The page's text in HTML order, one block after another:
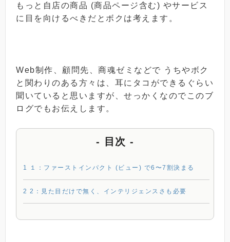
もっと自店の商品 (商品ページ含む) やサービス
に目を向けるべきだとボクは考えます。
Web制作、顧問先、商魂ゼミなどで うちやボク
と関わりのある方々は、耳にタコができるぐらい
聞いていると思いますが、せっかくなのでこのブ
ログでもお伝えします。
- 目次 -
1 １：ファーストインパクト (ビュー) で6〜7割決まる
2 2：見た目だけで無く、インテリジェンスさも必要